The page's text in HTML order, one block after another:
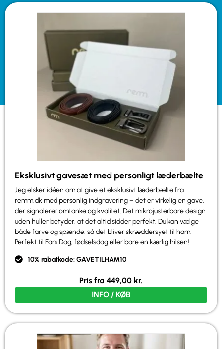
Eksklusivt gavesæt med personligt læderbælte
Jeg elsker idéen om at give et eksklusivt læderbælte fra
remm.dk med personlig indgravering – det er virkelig en gave,
der signalerer omtanke og kvalitet. Det mikrojusterbare design
uden huller betyder, at det altid sidder perfekt. Du kan vælge
både farve og spænde, så det bliver skræddersyet til ham.
Perfekt til Fars Dag, fødselsdag eller bare en kærlig hilsen!
10% rabatkode: GAVETILHAM10
Pris fra 449,00 kr.
INFO / KØB